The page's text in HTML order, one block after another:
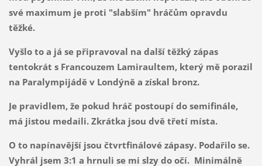
své maximum je proti "slabším" hráčům opravdu
těžké.
Vyšlo to a já se připravoval na další těžký zápas
tentokrát s Francouzem Lamiraultem, který mě porazil
na Paralympijádě v Londýně a získal bronz.
Je pravidlem, že pokud hráč postoupí do semifinále,
má jistou medaili. Zkrátka jsou dvě třetí místa.
O to napínavější jsou čtvrtfinálové zápasy. Podařilo se.
Vyhrál jsem 3:1 a hrnuli se mi slzy do očí. Minimálně